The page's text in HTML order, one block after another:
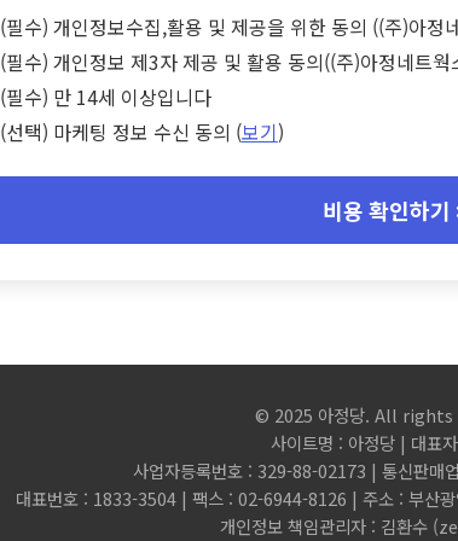
(필수) 개인정보수집,활용 및 제공을 위한 동의 ((주)아정
(필수) 개인정보 제3자 제공 및 활용 동의((주)아정네트웍
(필수) 만 14세 이상입니다
(선택) 마케팅 정보 수신 동의 (보기)
비용 확인하기
© 2025 아정당. All
사이트명 : 아정당 | 대표
사업자등록번호 : 329-88-02173 | 통신판매
대표번호 : 1833-3504 | 팩스 : 02-6944-8126 | 주소 : 부산
개인정보 책임관리자 : 김환수 (